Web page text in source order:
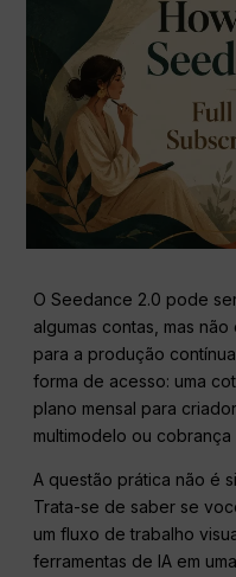
O Seedance 2.0 pode
algumas contas, mas
para a produção
forma de acesso: uma
plano mensal para
multimodelo ou cobrança
A questão prática não é
Trata-se de saber se
um fluxo de trabalho
ferramentas de IA em